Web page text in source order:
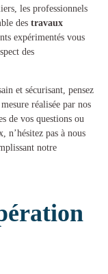
les professionnels
des travaux
expérimentés vous
des
et sécurisant, pensez
réalisée par nos
de vos questions ou
n’hésitez pas à nous
notre